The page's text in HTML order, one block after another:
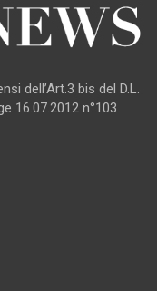
dell’Art.3 bis del D.L.
16.07.2012 n°103